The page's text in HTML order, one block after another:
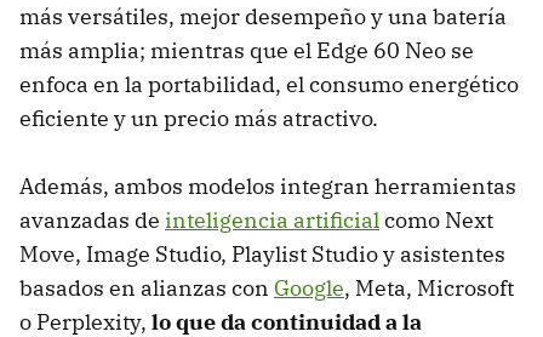
más versátiles, mejor desempeño y una batería
más amplia; mientras que el Edge 60 Neo se
enfoca en la portabilidad, el consumo energético
eficiente y un precio más atractivo.
Además, ambos modelos integran herramientas
avanzadas de inteligencia artificialcomo Next
Move, Image Studio, Playlist Studio y asistentes
basados en alianzas con Google, Meta, Microsoft
o Perplexity, lo que da continuidad a la